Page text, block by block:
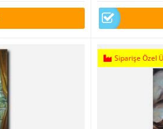
Siparişe Özel